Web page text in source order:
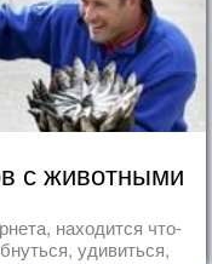
с животными
находится что-
удивиться,